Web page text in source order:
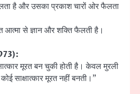
है और उसका प्रकाश चारों ओर फैलता
आत्मा से ज्ञान और शक्ति फैलती है।
मूरत बन चुकी होती है। केवल मुरली
साक्षात्कार मूरत नहीं बनती।”